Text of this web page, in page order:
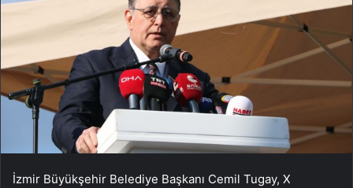
İzmir Büyükşehir Belediye Başkanı Cemil Tugay, X